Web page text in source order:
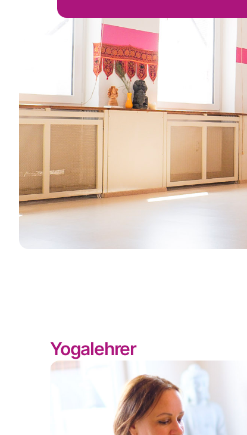
Yogalehrer